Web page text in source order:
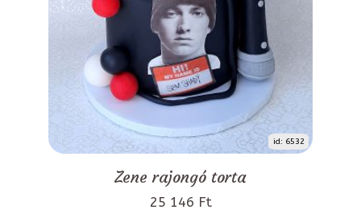
id: 6532
Zene rajongó torta
25 146 Ft